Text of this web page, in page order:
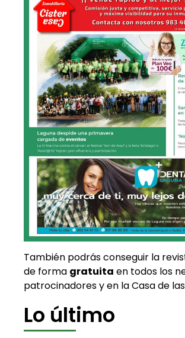
También podrás conseguir la
de forma gratuita en todos los
patrocinadores y en la Casa de
Lo último